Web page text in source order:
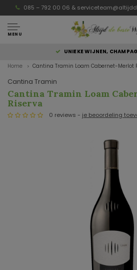
085 – 792 00 06 &
MENU
UNIEKE WIJNEN,
Home Cantina Tramin Loam Cabernet-Merlot
Cantina Tramin
Cantina Tramin Loam
Riserva
0 reviews - je beoordeling